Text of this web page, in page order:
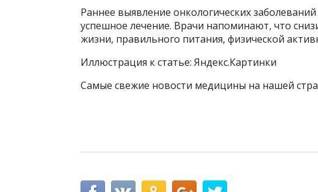
Раннее выявление онкологических
успешное лечение. Врачи напоминают, что
жизни, правильного питания, физической
Иллюстрация к статье: Яндекс.Картинки
Самые свежие новости медицины на нашей